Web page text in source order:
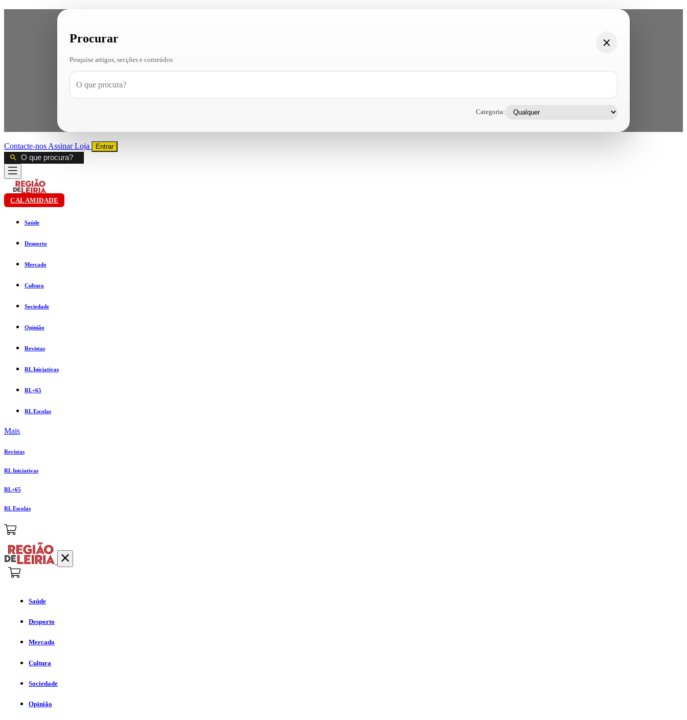
Procurar
Pesquise artigos, secções e conteúdos
Categoria:
Contacte-nos AssinarLoja Entrar
CALAMIDADE
Saúde
Desporto
Mercado
Cultura
Sociedade
Opinião
Revistas
RL Iniciativas
RL+65
RL Escolas
Mais
Revistas
RL Iniciativas
RL+65
RL Escolas
Saúde
Desporto
Mercado
Cultura
Sociedade
Opinião